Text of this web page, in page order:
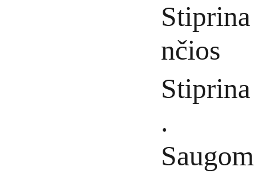
Stiprina
nčios
Stiprina
.
Saugom